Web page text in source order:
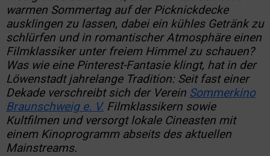
warmen Sommertag auf der Picknickdecke
ausklingen zu lassen, dabei ein kühles Getränk zu
schlürfen und in romantischer Atmosphäre einen
Filmklassiker unter freiem Himmel zu schauen?
Was wie eine Pinterest-Fantasie klingt, hat in der
Löwenstadt jahrelange Tradition: Seit fast einer
Dekade verschreibt sich der Verein Sommerkino
Braunschweig e. V. Filmklassikern sowie
Kultfilmen und versorgt lokale Cineasten mit
einem Kinoprogramm abseits des aktuellen
Mainstreams.